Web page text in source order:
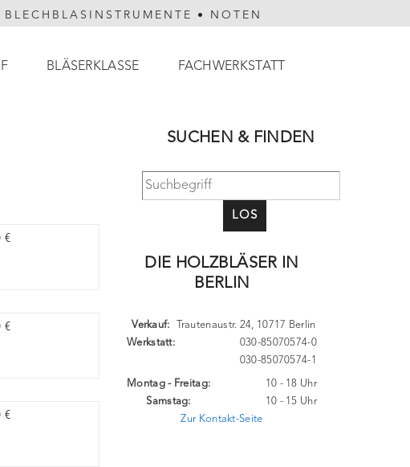
BLECHBLASINSTRUMENTE • NOTEN
BLÄSERKLASSE FACHWERKSTATT
€
€
€
SUCHEN & FINDEN
LOS
DIE HOLZBLÄSER IN
BERLIN
Trautenaustr. 24, 10717 Berlin
Verkauf:
Werkstatt:
030-85070574-0
030-85070574-1
Montag - Freitag:
Samstag:
10 - 18 Uhr
10 - 15 Uhr
Zur Kontakt-Seite